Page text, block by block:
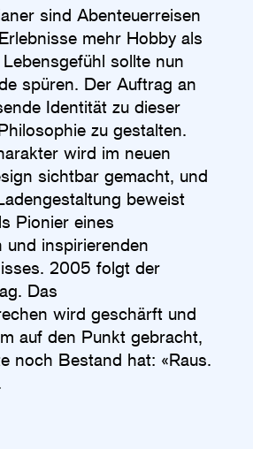
sind Abenteuerreisen
mehr Hobby als
sollte nun
spüren. Der Auftrag an
Identität zu dieser
zu gestalten.
wird im neuen
sichtbar gemacht, und
beweist
­Pionier eines
und inspirierenden
2005 folgt der
Das
wird geschärft und
auf den Punkt ­gebracht,
noch Bestand hat: «Raus.